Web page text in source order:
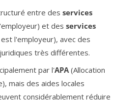
entre des services
et des services
l'employeur), avec des
très différentes.
par l'APA(Allocation
mais des aides locales
considérablement réduire